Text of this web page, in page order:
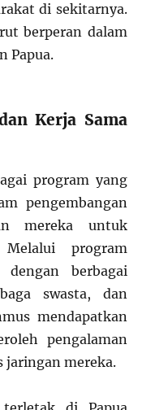
di sekitarnya.
berperan dalam
Papua.
Kerja Sama
program yang
pengembangan
mereka untuk
program
berbagai
swasta, dan
mendapatkan
pengalaman
jaringan mereka.